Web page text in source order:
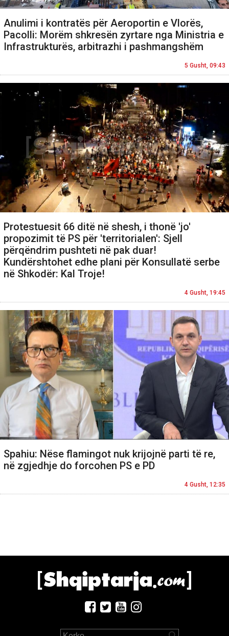
Anulimi i kontratës për Aeroportin e Vlorës,
Pacolli: Morëm shkresën zyrtare nga Ministria e
Infrastrukturës, arbitrazhi i pashmangshëm
5 Gusht, 09:43
Protestuesit 66 ditë në shesh, i thonë 'jo'
propozimit të PS për 'territorialen': Sjell
përqëndrim pushteti në pak duar!
Kundërshtohet edhe plani për Konsullatë serbe
në Shkodër: Kal Troje!
4 Gusht, 19:45
Spahiu: Nëse flamingot nuk krijojnë parti të re,
në zgjedhje do forcohen PS e PD
4 Gusht, 12:35